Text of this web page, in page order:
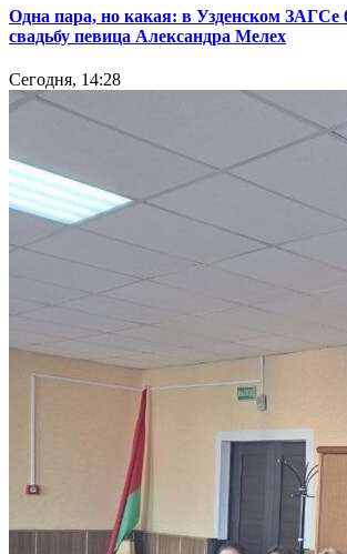
Одна пара, но какая: в Узденском ЗАГСе
свадьбу певица Александра Мелех
Сегодня, 14:28